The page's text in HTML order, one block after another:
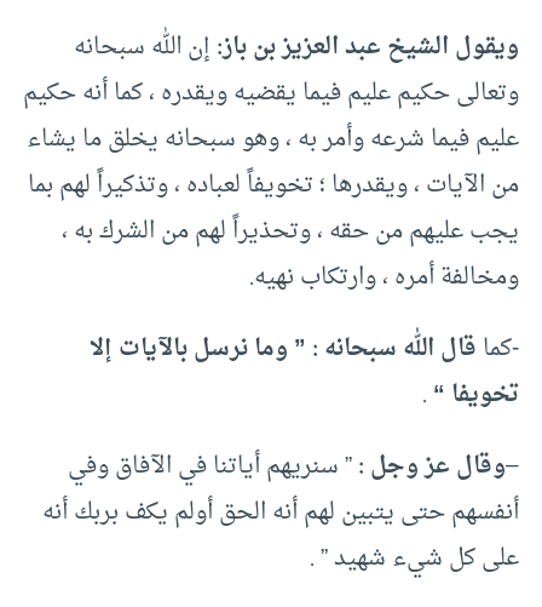
ويقول الشيخ عبد العزيز بن باز:إن الله سبحانه
وتعالى حكيم عليم فيما يقضيه ويقدره ، كما أنه حكيم
عليم فيما شرعه وأمر به ، وهو سبحانه يخلق ما يشاء
من الآيات ، ويقدرها ؛ تخويفاً لعباده ، وتذكيراً لهم بما
يجب عليهم من حقه ، وتحذيراً لهم من الشرك به ،
ومخالفة أمره ، وارتكاب نهيه.
-كماقال الله سبحانه : ” وما نرسل بالآيات إلا
تخويفا “.
–وقال عز وجل :” سنريهم أياتنا في الآفاق وفي
أنفسهم حتى يتبين لهم أنه الحق أولم يكف بربك أنه
على كل شيء شهيد ” .